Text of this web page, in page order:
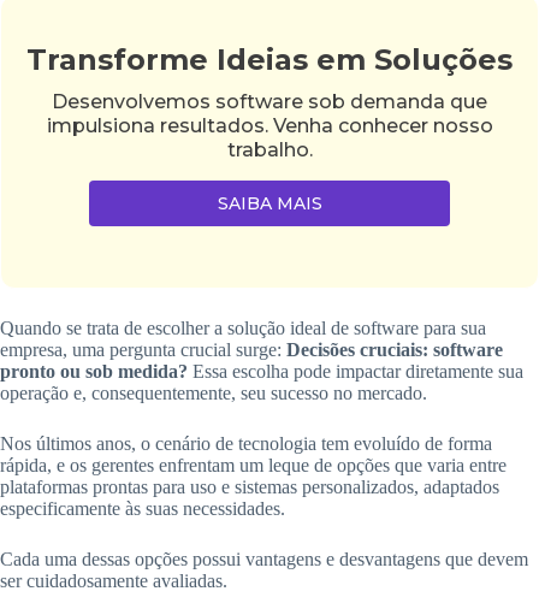
Transforme Ideias em Soluções
Desenvolvemos software sob demanda que
impulsiona resultados. Venha conhecer nosso
trabalho.
SAIBA MAIS
Quando se trata de escolher a solução ideal de software para sua
empresa, uma pergunta crucial surge: Decisões cruciais: software
pronto ou sob medida? Essa escolha pode impactar diretamente sua
operação e, consequentemente, seu sucesso no mercado.
Nos últimos anos, o cenário de tecnologia tem evoluído de forma
rápida, e os gerentes enfrentam um leque de opções que varia entre
plataformas prontas para uso e sistemas personalizados, adaptados
especificamente às suas necessidades.
Cada uma dessas opções possui vantagens e desvantagens que devem
ser cuidadosamente avaliadas.